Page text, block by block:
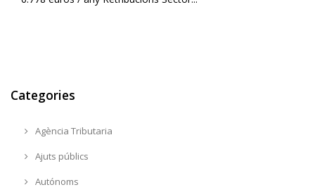
Categories
Agència Tributaria
Ajuts públics
Autónoms